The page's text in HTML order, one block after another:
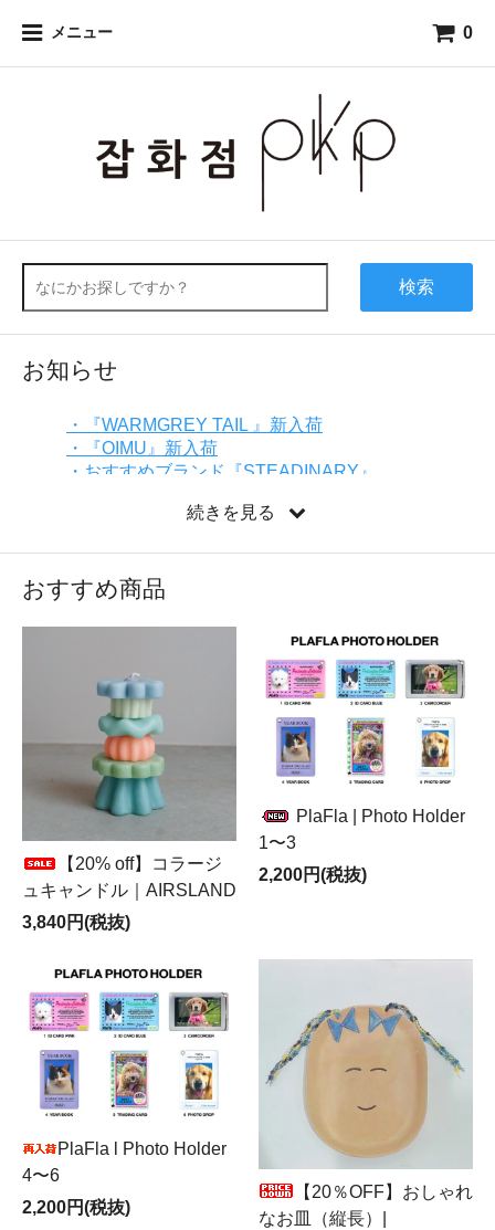
メニュー 0
検索
お知らせ
・『WARMGREY TAIL 』新入荷
・『OIMU』新入荷
・おすすめブランド『STEADINARY』
続きを見る
おすすめ商品
【20% off】コラージ
ュキャンドル｜AIRSLAND
3,840円(税抜)
PlaFla | Photo Holder
1〜3
2,200円(税抜)
PlaFla l Photo Holder
4〜6
2,200円(税抜)
【20％OFF】おしゃれ
なお皿（縦長）|